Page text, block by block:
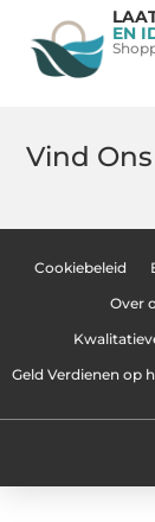
EN
Vind
Cookiebeleid
Over
Geld Verdienen op